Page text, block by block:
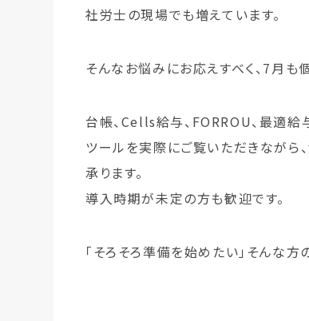
社労士の現場でも増えています。
そんなお悩みにお応えすべく、7月も
台帳、Cells給与、FORROU、最適
ツールを実際にご覧いただきながら
承ります。
導入時期が未定の方も歓迎です。
「そろそろ準備を始めたい」そんな方